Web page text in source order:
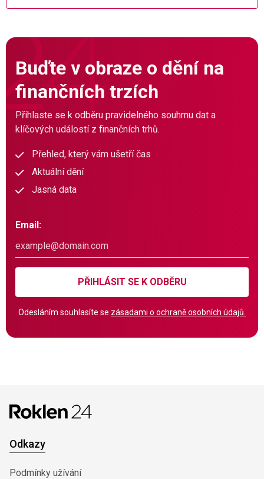
Buďte v obraze o dění na
finančních trzích
Přihlaste se k odběru pravidelného souhrnu dat a
klíčových událostí z finančních trhů.
Přehled, který vám ušetří čas
Aktuální dění
Jasná data
Email:
PŘIHLÁSIT SE K ODBĚRU
Odesláním souhlasíte se zásadami o ochraně osobních údajů.
Odkazy
Podmínky užívání